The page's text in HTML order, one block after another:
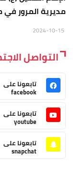
مديرية المرور
التواصل
تابعونا على
facebook
تابعونا على
youtube
تابعونا على
snapchat